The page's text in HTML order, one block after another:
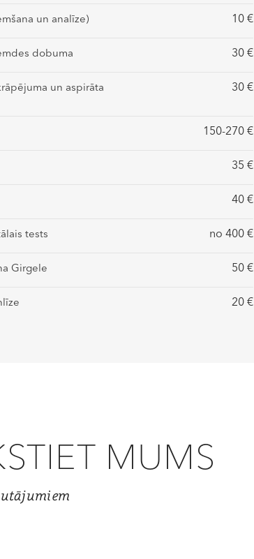
un analīze) 10 €
dobuma 30 €
un aspirāta
30 €
150-270 €
35 €
40 €
tests no 400 €
Girgele 50 €
20 €
MUMS